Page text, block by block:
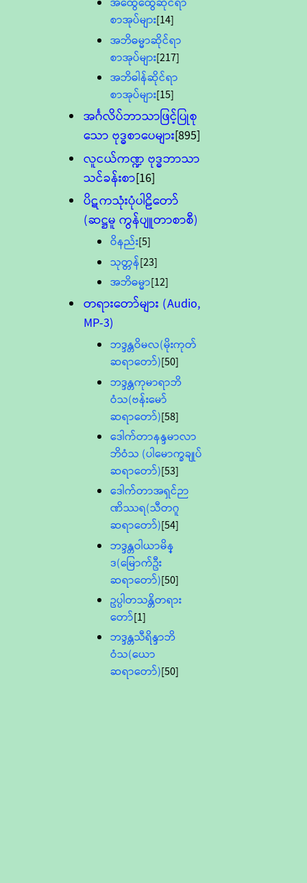
စာအုပ်များ[14]
အဘိဓမ္မာဆိုင်ရာ
စာအုပ်များ[217]
အဘိဓါန်ဆိုင်ရာ
စာအုပ်များ[15]
အင်္ဂလိပ်ဘာသာဖြင့်ပြုစု
သော ဗုဒ္ဓစာပေများ[895]
လူငယ်ကဏ္ဍ ဗုဒ္ဓဘာသာ
သင်ခန်းစာ[16]
ပိဋကသုံးပုံပါဠိတော်
(ဆဋ္ဌမူ ကွန်ပျူတာစာစီ)
ဝိနည်း[5]
သုတ္တန်[23]
အဘိဓမ္မာ[12]
တရားတော်များ (Audio,
MP-3)
ဘဒ္ဒန္တဝိမလ(မိုးကုတ်
ဆရာတော်)[50]
ဘဒ္ဒန္တကုမာရာဘိ
ဝံသ(ဗန်းမော်
ဆရာတော်)[58]
ဒေါက်တာနန္ဒမာလာ
ဘိဝံသ (ပါမောက္ခချုပ်
ဆရာတော်)[53]
ဒေါက်တာအရှင်ဉာ
ဏိဿရ(သီတဂူ
ဆရာတော်)[54]
ဘဒ္ဒန္တဝါယာမိန္
ဒ(မြောက်ဦး
ဆရာတော်)[50]
ဥပ္ပါတသန္တိတရား
တော်[1]
ဘဒ္ဒန္တသီရိန္ဒာဘိ
ဝံသ(ယော
ဆရာတော်)[50]